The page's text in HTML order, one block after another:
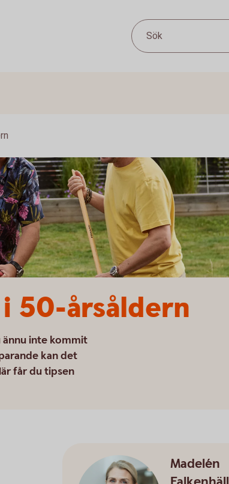
Sök
50-årsåldern
ännu inte kommit
kan det
får du tipsen
Madelén